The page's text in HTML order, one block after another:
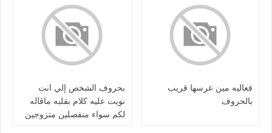
فعاليه مين عرسها قريب
بالحروف
بحروف الشخص إلي انت
نويت عليه كلام بقلبه ماقاله
لكم سواء منفصلين متزوجين